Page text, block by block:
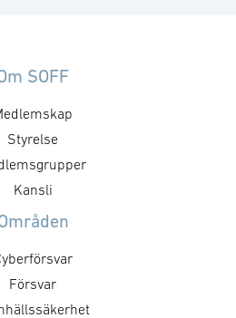
med
ska …
SOFF
Styrelse
Kansli
Försvar